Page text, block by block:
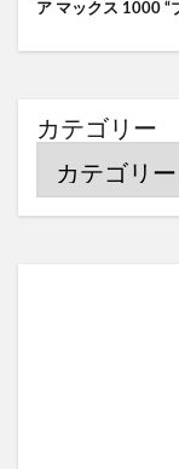
ア マックス 1000
カテゴリー